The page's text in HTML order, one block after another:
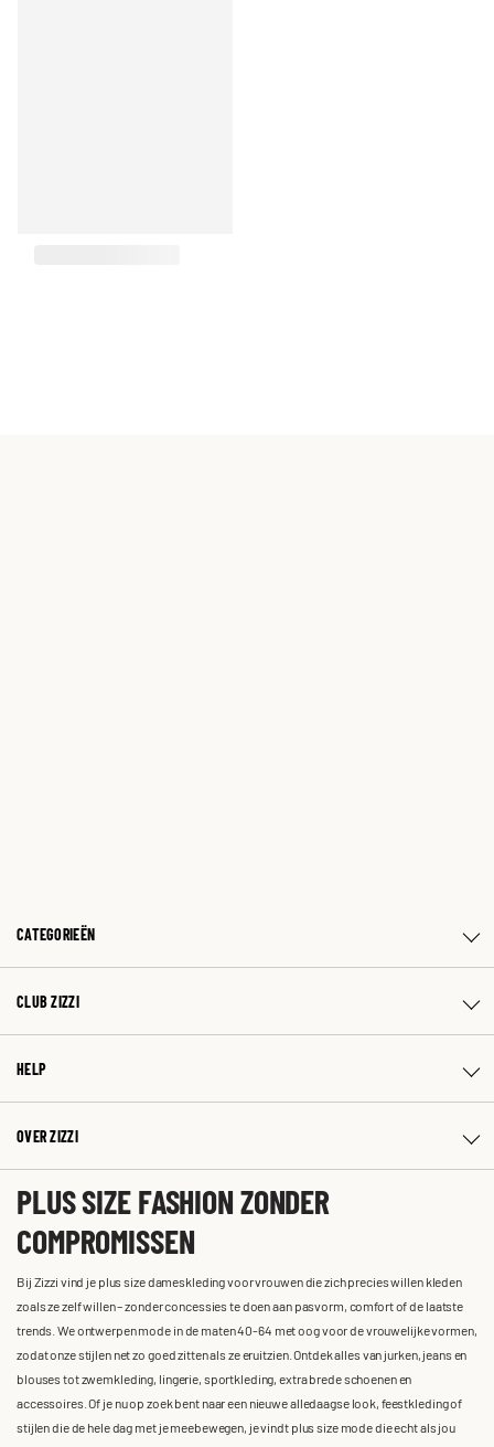
CATEGORIEËN
CLUB ZIZZI
HELP
OVER ZIZZI
PLUS SIZE FASHION ZONDER
COMPROMISSEN
Bij Zizzi vind je plus size dameskleding voor vrouwen die zich precies willen kleden
zoals ze zelf willen – zonder concessies te doen aan pasvorm, comfort of de laatste
trends. We ontwerpen mode in de maten 40-64 met oog voor de vrouwelijke vormen,
zodat onze stijlen net zo goed zitten als ze eruitzien. Ontdek alles van jurken, jeans en
blouses tot zwemkleding, lingerie, sportkleding, extra brede schoenen en
accessoires. Of je nu op zoek bent naar een nieuwe alledaagse look, feestkleding of
stijlen die de hele dag met je meebewegen, je vindt plus size mode die echt als jou